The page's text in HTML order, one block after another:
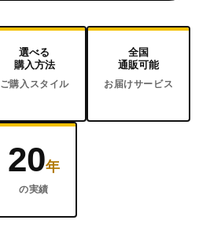
選べる
購入方法
ご購入スタイル
全国
通販可能
お届けサービス
20年
の実績